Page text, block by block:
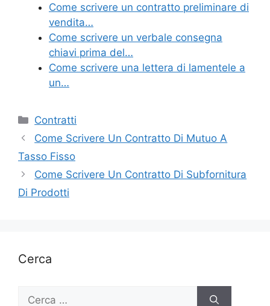
k
Come scrivere un contratto preliminare di
vendita…
Come scrivere un verbale consegna
chiavi prima del…
Come scrivere una lettera di lamentele a
un…
Categorie
Contratti
Come Scrivere Un Contratto Di Mutuo A
Tasso Fisso
Come Scrivere Un Contratto Di Subfornitura
Di Prodotti
Cerca
Ricerca